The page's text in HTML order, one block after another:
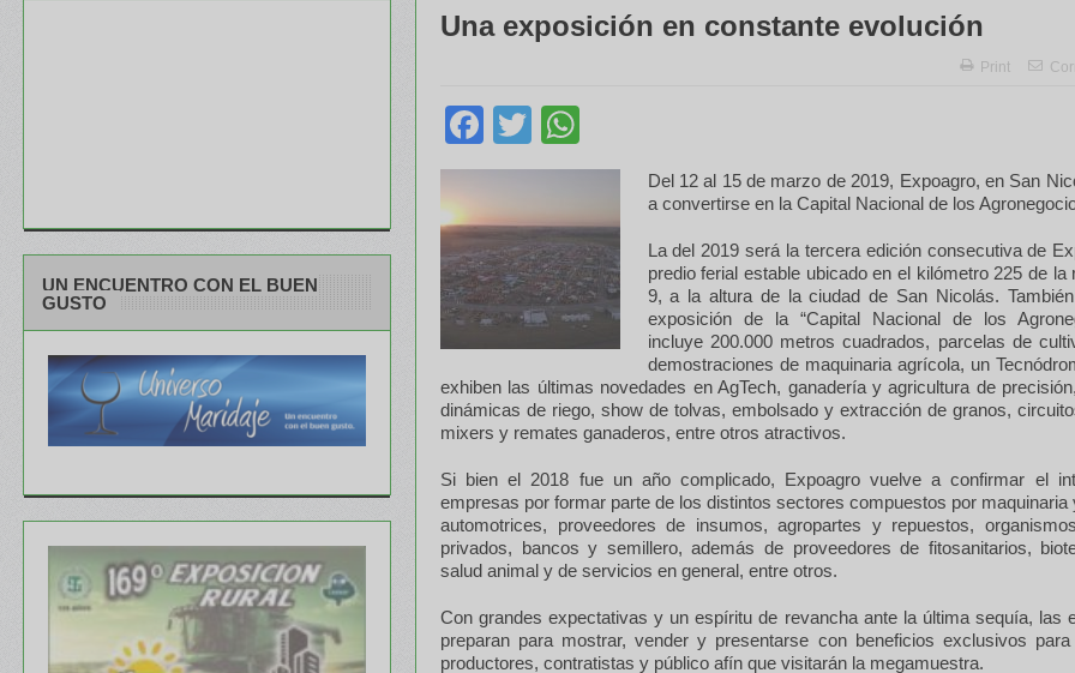
Una exposición en constante evolución
Print
Facebook
Twitter
Del 12 al 15 de marzo de 2019, Expoagro, en San
a convertirse en la Capital Nacional de los
La del 2019 será la tercera edición consecutiva de
predio ferial estable ubicado en el kilómetro 225 de la
9, a la altura de la ciudad de San Nicolás.
exposición de la “Capital Nacional de los
incluye 200.000 metros cuadrados, parcelas de
demostraciones de maquinaria agrícola, un
exhiben las últimas novedades en AgTech, ganadería y agricultura de
dinámicas de riego, show de tolvas, embolsado y extracción de granos,
mixers y remates ganaderos, entre otros atractivos.
Si bien el 2018 fue un año complicado, Expoagro vuelve a confirmar el
empresas por formar parte de los distintos sectores compuestos por maquinaria
automotrices, proveedores de insumos, agropartes y repuestos,
privados, bancos y semillero, además de proveedores de fitosanitarios,
salud animal y de servicios en general, entre otros.
Con grandes expectativas y un espíritu de revancha ante la última sequía, las
preparan para mostrar, vender y presentarse con beneficios exclusivos
productores, contratistas y público afín que visitarán la megamuestra.
UN ENCUENTRO CON EL BUEN
GUSTO